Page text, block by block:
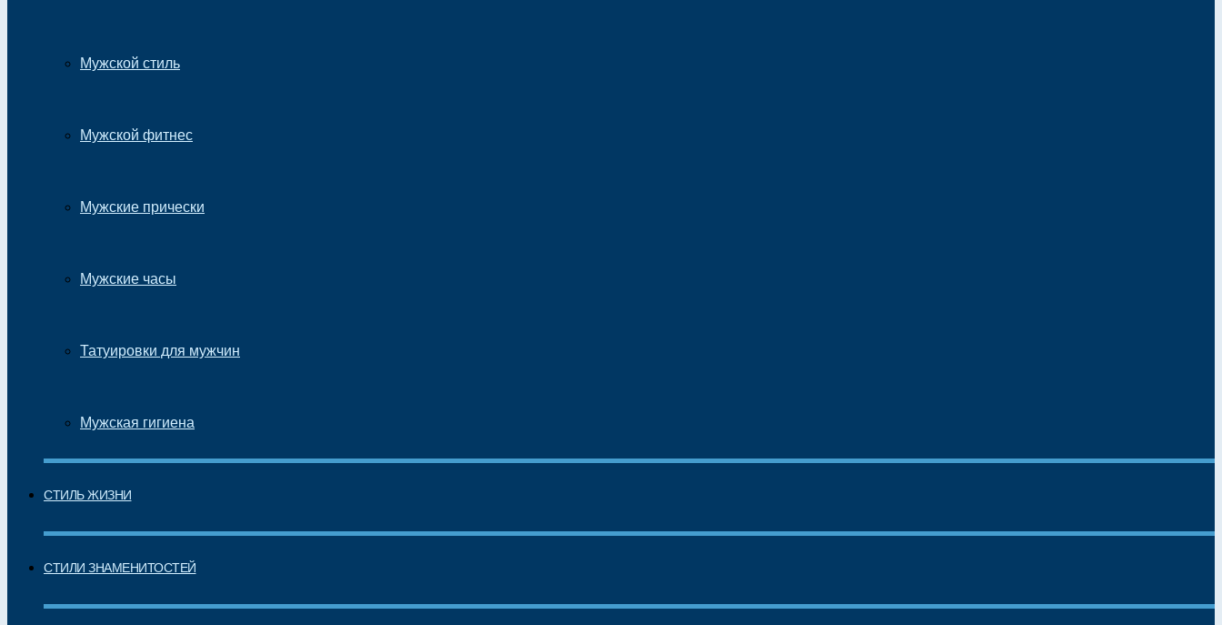
Мужской стиль
Мужской фитнес
Мужские прически
Мужские часы
Татуировки для мужчин
Мужская гигиена
СТИЛЬ ЖИЗНИ
СТИЛИ ЗНАМЕНИТОСТЕЙ